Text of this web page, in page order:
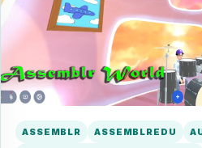
ASSEMBLR ASSEMBLREDU